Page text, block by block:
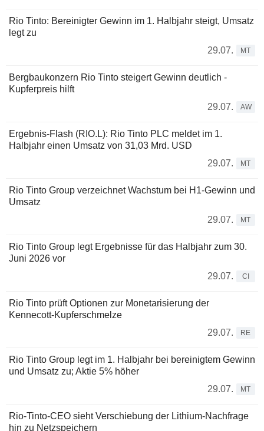
Rio Tinto: Bereinigter Gewinn im 1. Halbjahr steigt, Umsatz
legt zu
29.07.
MT
Bergbaukonzern Rio Tinto steigert Gewinn deutlich -
Kupferpreis hilft
29.07.
AW
Ergebnis-Flash (RIO.L): Rio Tinto PLC meldet im 1.
Halbjahr einen Umsatz von 31,03 Mrd. USD
29.07.
MT
Rio Tinto Group verzeichnet Wachstum bei H1-Gewinn und
Umsatz
29.07.
MT
Rio Tinto Group legt Ergebnisse für das Halbjahr zum 30.
Juni 2026 vor
29.07.
CI
Rio Tinto prüft Optionen zur Monetarisierung der
Kennecott-Kupferschmelze
29.07.
RE
Rio Tinto Group legt im 1. Halbjahr bei bereinigtem Gewinn
und Umsatz zu; Aktie 5% höher
29.07.
MT
Rio-Tinto-CEO sieht Verschiebung der Lithium-Nachfrage
hin zu Netzspeichern